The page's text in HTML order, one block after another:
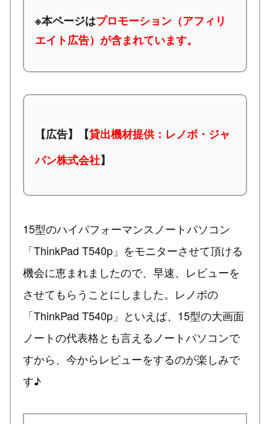
※本ページはプロモーション（アフィリ
エイト広告）が含まれています。
【広告】【貸出機材提供：レノボ・ジャ
パン株式会社】
15型のハイパフォーマンスノートパソコン
「ThinkPad T540p」をモニターさせて頂ける
機会に恵まれましたので、早速、レビューを
させてもらうことにしました。レノボの
「ThinkPad T540p」といえば、15型の大画面
ノートの代表格とも言えるノートパソコンで
すから、今からレビューをするのが楽しみで
す♪